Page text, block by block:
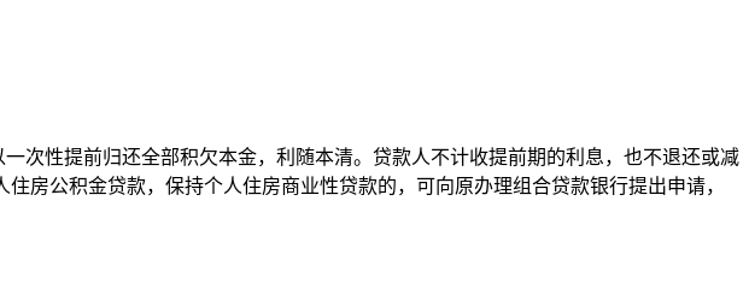
次性提前归还全部积欠本金，利随本清。贷款人不计收提前期的利息，也不退还或减
房公积金贷款，保持个人住房商业性贷款的，可向原办理组合贷款银行提出申请，